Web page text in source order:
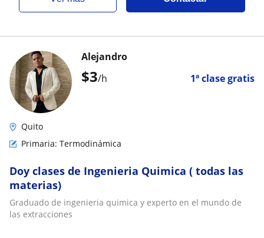
$3/h 1ª clase gratis
Alejandro
Quito
Primaria: Termodinámica
Doy clases de Ingenieria Quimica ( todas las
materias)
Graduado de ingenieria quimica y experto en el mundo de
las extracciones